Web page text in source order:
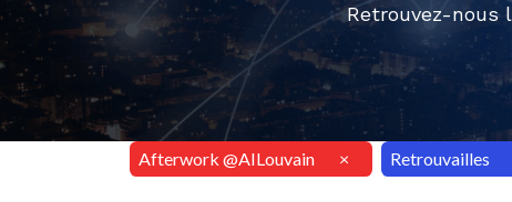
Retrouvez-nous
Afterwork @AILouvain × Retrouvailles